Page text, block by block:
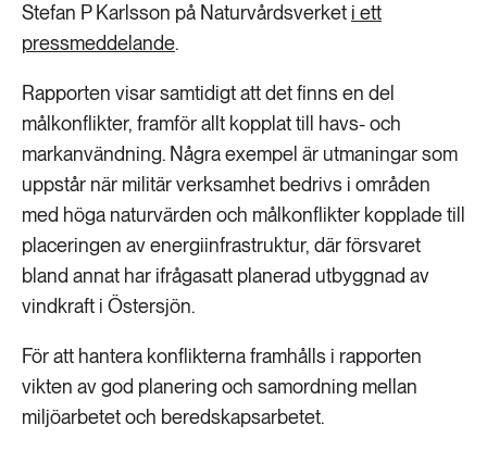
Stefan P Karlsson på Naturvårdsverket i ett
pressmeddelande.
Rapporten visar samtidigt att det finns en del
målkonflikter, framför allt kopplat till havs- och
markanvändning. Några exempel är utmaningar som
uppstår när militär verksamhet bedrivs i områden
med höga naturvärden och målkonflikter kopplade till
placeringen av energiinfrastruktur, där försvaret
bland annat har ifrågasatt planerad utbyggnad av
vindkraft i Östersjön.
För att hantera konflikterna framhålls i rapporten
vikten av god planering och samordning mellan
miljöarbetet och beredskapsarbetet.